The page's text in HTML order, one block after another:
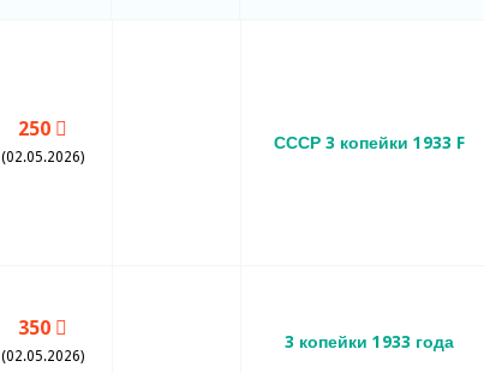
250
(02.05.2026)
СССР 3 копейки 1933 F
350
(02.05.2026)
3 копейки 1933 года